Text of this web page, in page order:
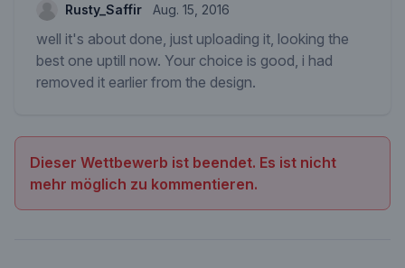
Rusty_Saffir Aug. 15, 2016
well it's about done, just uploading it, looking the
best one uptill now. Your choice is good, i had
removed it earlier from the design.
Dieser Wettbewerb ist beendet. Es ist nicht
mehr möglich zu kommentieren.